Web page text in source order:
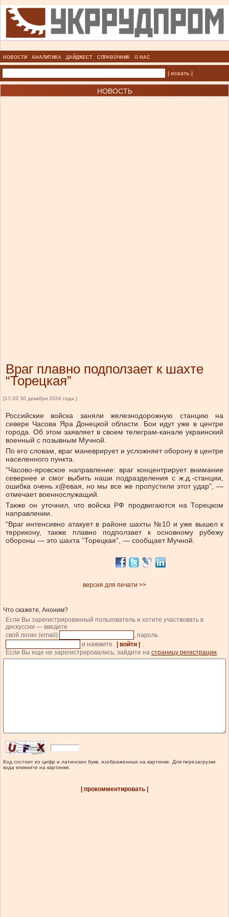
НОВОСТИ АНАЛИТИКА ДАЙДЖЕСТ СПРАВОЧНИК О НАС
| искать |
НОВОСТЬ
Враг плавно подползает к шахте
“Торецкая”
[17:20 30 декабря 2024 года ]
Российские войска заняли железнодорожную станцию на
севере Часова Яра Донецкой области. Бои идут уже в центре
города. Об этом заявляет в своем телеграм-канале украинский
военный с позывным Мучной.
По его словам, враг маневрирует и усложняет оборону в центре
населенного пункта.
“Часово-яровское направление: враг концентрирует внимание
севернее и смог выбить наши подразделения с ж.д.-станции,
ошибка очень х@eвая, но мы все же пропустили этот удар”, —
отмечает военнослужащий.
Также он уточнил, что войска РФ продвигаются на Торецком
направлении.
“Враг интенсивно атакует в районе шахты №10 и уже вышел к
террикону, также плавно подползает к основному рубежу
обороны — это шахта “Торецкая”, — сообщает Мучной.
версия для печати >>
Что скажете, Аноним?
Если Вы зарегистрированный пользователь и хотите участвовать в
дискуссии — введите
свой логин (email)
, пароль
и нажмите
| войти |
.
Если Вы еще не зарегистрировались, зайдите на страницу регистрации.
Код состоит из цифр и латинских букв, изображенных на картинке. Для перезагрузки
кода кликните на картинке.
| прокомментировать |